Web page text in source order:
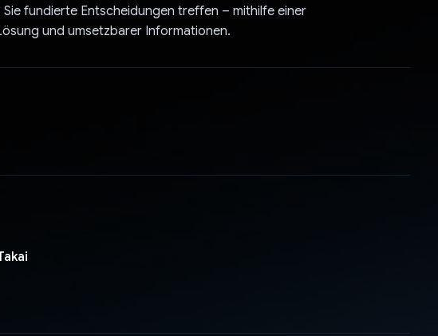
Sie fundierte Entscheidungen treffen – mithilfe einer
und umsetzbarer Informationen.